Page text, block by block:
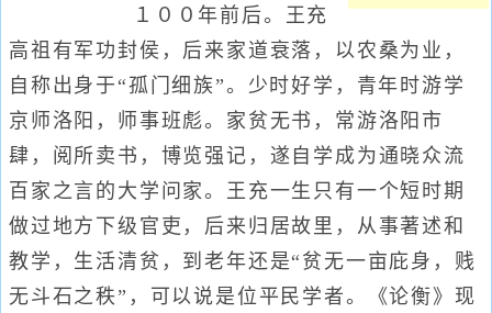
１００年前后。王充
高祖有军功封侯，后来家道衰落，以农桑为业，
自称出身于“孤门细族”。少时好学，青年时游学
京师洛阳，师事班彪。家贫无书，常游洛阳市
肆，阅所卖书，博览强记，遂自学成为通晓众流
百家之言的大学问家。王充一生只有一个短时期
做过地方下级官吏，后来归居故里，从事著述和
教学，生活清贫，到老年还是“贫无一亩庇身，贱
无斗石之秩”，可以说是位平民学者。《论衡》现